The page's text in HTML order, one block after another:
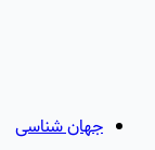
جهان شناسی